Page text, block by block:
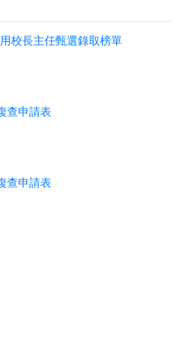
校長主任甄選錄取榜單
查申請表
查申請表